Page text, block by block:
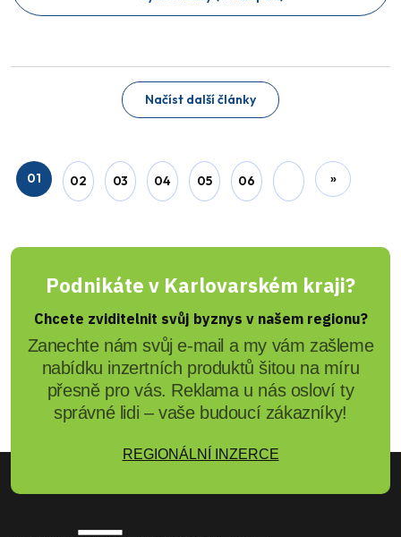
Načíst další články
01 02 03 04 05 06 »
Podnikáte v Karlovarském kraji?
Chcete zviditelnit svůj byznys v našem regionu?
Zanechte nám svůj e-mail a my vám zašleme
nabídku inzertních produktů šitou na míru
přesně pro vás. Reklama u nás osloví ty
správné lidi – vaše budoucí zákazníky!
REGIONÁLNÍ INZERCE